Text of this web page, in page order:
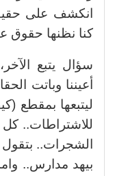
انكشف على
كنا نظنها حقوق
سؤال يتبع
أعيننا وباتت
ليتبعها بمقطع
للاشتراطات..
الشجرات..
بيهد مدارس..